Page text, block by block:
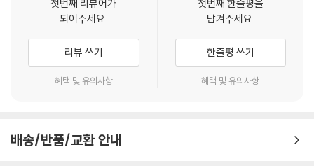
사람들, 창조론과 진화론 등 다양한 배경 지식을 만날 수 있습니다. 인물의
이야기를 따라가며 자연스럽게 역사, 문화, 사회 등 여러 영역의 통합 학습
이 가능합니다.
어린이 진로 탐색 코너는 자기 이해와 직업 세계 이해, 진로 설계 등 진로
첫번째 리뷰어가
되어주세요.
리뷰 쓰기
혜택 및 유의사항
첫번째 한줄평을
남겨주세요.
한줄평 쓰기
혜택 및 유의사항
배송/반품/교환 안내